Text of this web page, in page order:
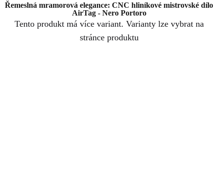
Řemeslná mramorová elegance: CNC hliníkové mistrovské dílo
AirTag - Nero Portoro
Tento produkt má více variant. Varianty lze vybrat na
stránce produktu